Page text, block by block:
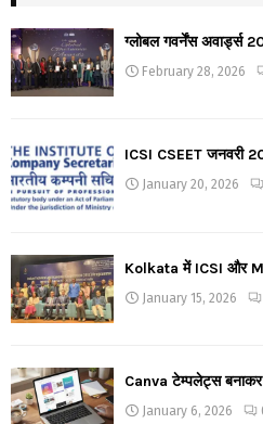
ग्लोबल गवर्नेंस अवार्ड्स
February 28, 2026
ICSI CSEET जनवरी
January 20, 2026
Kolkata में ICSI और
January 15, 2026
Canva टेम्पलेट्स
January 6, 2026